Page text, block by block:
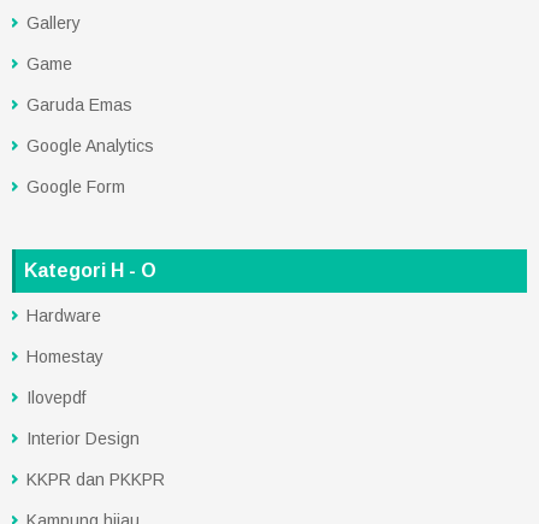
Gallery
Game
Garuda Emas
Google Analytics
Google Form
Kategori H - O
Hardware
Homestay
Ilovepdf
Interior Design
KKPR dan PKKPR